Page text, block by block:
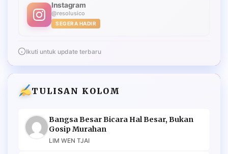
Instagram
@resolusico
SEGERA HADIR
Ikuti untuk update terbaru
TULISAN KOLOM
Bangsa Besar Bicara Hal Besar, Bukan
Gosip Murahan
LIM WEN TJAI